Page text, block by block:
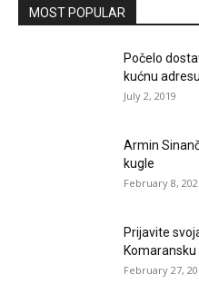
MOST POPULAR
Počelo
kućnu adresu
July 2, 2019
Armin
kugle
February 8,
Prijavite
Komaransku
February 27,